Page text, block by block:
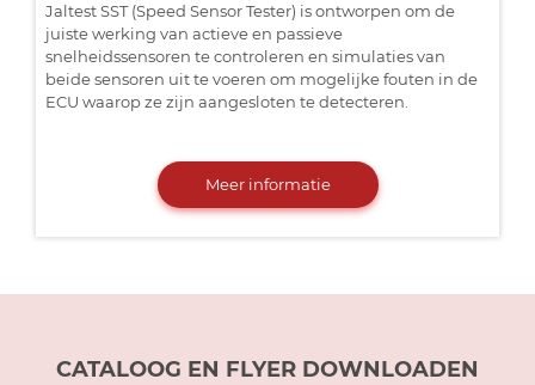
Jaltest SST (Speed Sensor Tester) is ontworpen om de
juiste werking van actieve en passieve
snelheidssensoren te controleren en simulaties van
beide sensoren uit te voeren om mogelijke fouten in de
ECU waarop ze zijn aangesloten te detecteren.
Meer informatie
CATALOOG EN FLYER DOWNLOADEN